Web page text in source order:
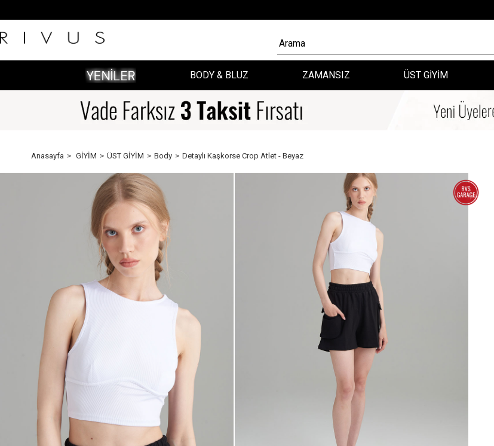
BODY & BLUZ ZAMANSIZ ÜST GİYİM
Anasayfa GİYİM ÜST GİYİM Body Detaylı Kaşkorse Crop Atlet - Beyaz